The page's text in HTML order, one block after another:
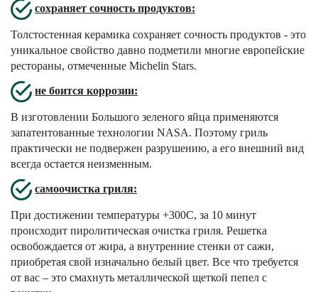
сохраняет сочность продуктов:
Толстостенная керамика сохраняет сочность продуктов - это
уникальное свойство давно подметили многие европейские
рестораны, отмеченные Michelin Stars.
не боится коррозии:
В изготовлении Большого зеленого яйца применяются
запатентованные технологии NASA. Поэтому гриль
практически не подвержен разрушению, а его внешний вид
всегда остается неизменным.
самоочистка гриля:
При достижении температуры +300С, за 10 минут
происходит пиролитическая очистка гриля. Решетка
освобождается от жира, а внутренние стенки от сажи,
приобретая свой изначально белый цвет. Все что требуется
от вас – это смахнуть металлической щеткой пепел с